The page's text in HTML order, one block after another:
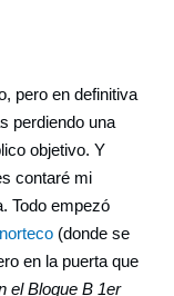
pero en definitiva
perdiendo una
objetivo. Y
contaré mi
Todo empezó
(donde se
en la puerta que
el Bloque B 1er